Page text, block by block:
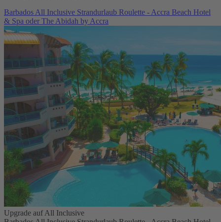
Barbados All Inclusive Strandurlaub Roulette - Accra Beach Hotel
& Spa oder The Abidah by Accra
Upgrade auf All Inclusive